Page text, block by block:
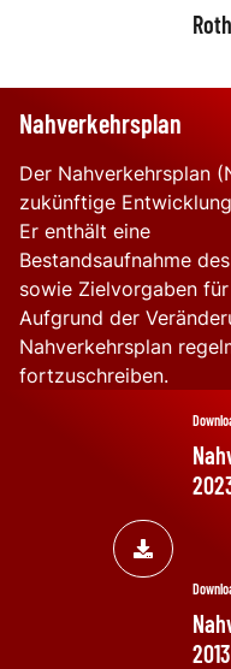
Nahverkehrsplan
Der Nahverkehrsplan
zukünftige
Er enthält eine
Bestandsaufnahme
sowie Zielvorgaben
Aufgrund der
Nahverkehrsplan
fortzuschreiben.